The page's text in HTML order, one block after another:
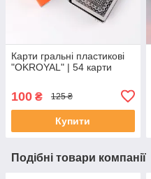
Карти гральні пластикові
"OKROYAL" | 54 карти
100 ₴ 125 ₴
Купити
Подібні товари компанії